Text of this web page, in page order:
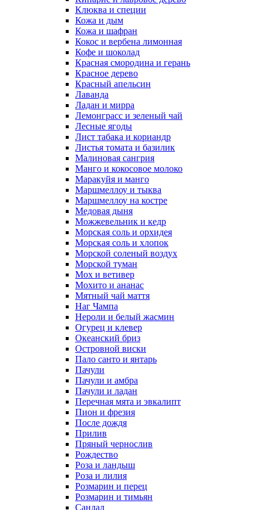
Клюква и специи
Кожа и дым
Кожа и шафран
Кокос и вербена лимонная
Кофе и шоколад
Красная смородина и герань
Красное дерево
Красный апельсин
Лаванда
Ладан и мирра
Лемонграсс и зеленый чай
Лесные ягоды
Лист табака и кориандр
Листья томата и базилик
Малиновая сангрия
Манго и кокосовое молоко
Маракуйя и манго
Маршмеллоу и тыква
Маршмеллоу на костре
Медовая дыня
Можжевельник и кедр
Морская соль и орхидея
Морская соль и хлопок
Морской соленый воздух
Морской туман
Мох и ветивер
Мохито и ананас
Мятный чай маття
Наг Чампа
Нероли и белый жасмин
Огурец и клевер
Океанский бриз
Островной виски
Пало санто и янтарь
Пачули
Пачули и амбра
Пачули и ладан
Перечная мята и эвкалипт
Пион и фрезия
После дождя
Прилив
Пряный чернослив
Рождество
Роза и ландыш
Роза и лилия
Розмарин и перец
Розмарин и тимьян
Сандал